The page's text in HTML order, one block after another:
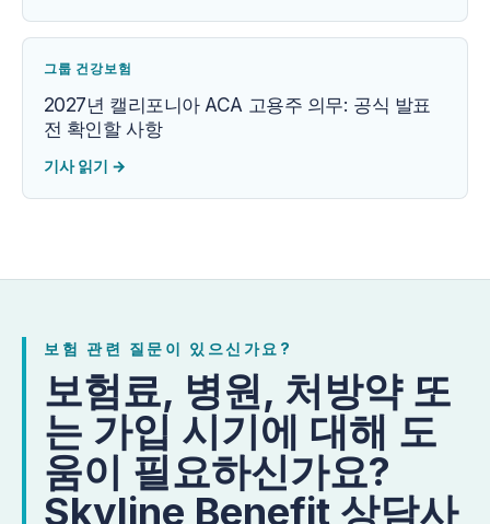
그룹 건강보험
2027년 캘리포니아 ACA 고용주 의무: 공식 발표
전 확인할 사항
기사 읽기 →
보험 관련 질문이 있으신가요?
보험료, 병원, 처방약 또
는 가입 시기에 대해 도
움이 필요하신가요?
Skyline Benefit 상담사